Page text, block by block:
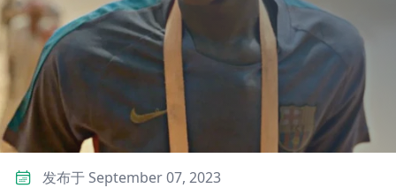
发布于 September 07, 2023